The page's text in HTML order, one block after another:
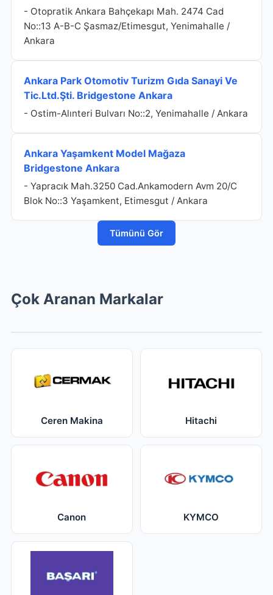
- Otopratik Ankara Bahçekapı Mah. 2474 Cad
No::13 A-B-C Şasmaz/Etimesgut, Yenimahalle /
Ankara
Ankara Park Otomotiv Turizm Gıda Sanayi Ve
Tic.Ltd.Şti. Bridgestone Ankara
- Ostim-Alınteri Bulvarı No::2, Yenimahalle / Ankara
Ankara Yaşamkent Model Mağaza
Bridgestone Ankara
- Yapracık Mah.3250 Cad.Ankamodern Avm 20/C
Blok No::3 Yaşamkent, Etimesgut / Ankara
Tümünü Gör
Çok Aranan Markalar
Ceren Makina Hitachi
Canon KYMCO